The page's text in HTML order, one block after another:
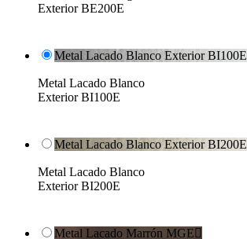
Exterior BE200E
Metal Lacado Blanco Exterior BI100E
Metal Lacado Blanco
Exterior BI100E
Metal Lacado Blanco Exterior BI200E
Metal Lacado Blanco
Exterior BI200E
Metal Lacado Marrón MGE